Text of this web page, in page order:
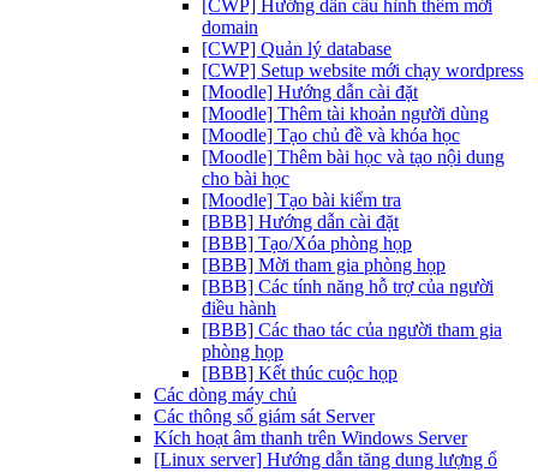
[CWP] Hướng dẫn cấu hình thêm mới
domain
[CWP] Quản lý database
[CWP] Setup website mới chạy wordpress
[Moodle] Hướng dẫn cài đặt
[Moodle] Thêm tài khoản người dùng
[Moodle] Tạo chủ đề và khóa học
[Moodle] Thêm bài học và tạo nội dung
cho bài học
[Moodle] Tạo bài kiểm tra
[BBB] Hướng dẫn cài đặt
[BBB] Tạo/Xóa phòng họp
[BBB] Mời tham gia phòng họp
[BBB] Các tính năng hỗ trợ của người
điều hành
[BBB] Các thao tác của người tham gia
phòng họp
[BBB] Kết thúc cuộc họp
Các dòng máy chủ
Các thông số giám sát Server
Kích hoạt âm thanh trên Windows Server
[Linux server] Hướng dẫn tăng dung lượng ổ